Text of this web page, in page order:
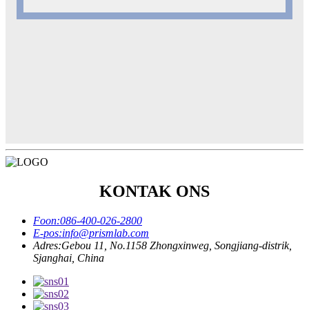
KONTAK ONS
Foon:086-400-026-2800
E-pos:info@prismlab.com
Adres:Gebou 11, No.1158 Zhongxinweg, Songjiang-distrik,
Sjanghai, China